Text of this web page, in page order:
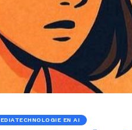
EN AI